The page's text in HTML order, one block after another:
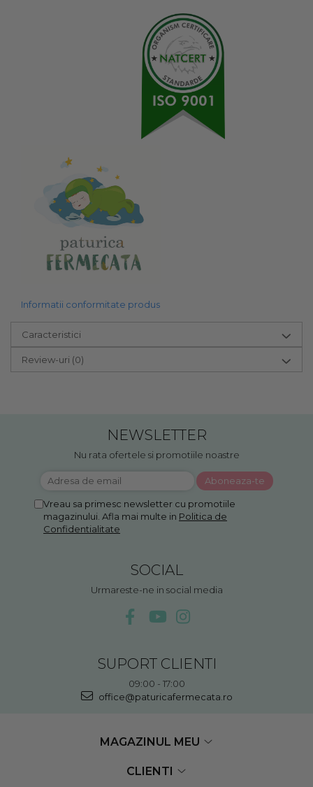
Informatii conformitate produs
Caracteristici
Review-uri (0)
NEWSLETTER
Nu rata ofertele si promotiile noastre
Vreau sa primesc newsletter cu promotiile
magazinului. Afla mai multe in Politica de
Confidentialitate
SOCIAL
Urmareste-ne in social media
SUPORT CLIENTI
09:00 - 17:00
office@paturicafermecata.ro
MAGAZINUL MEU
CLIENTI